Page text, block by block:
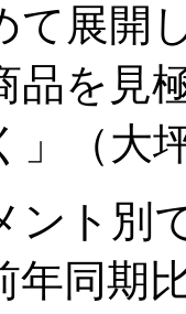
て展開
品を見
」（大
ト別
年同期